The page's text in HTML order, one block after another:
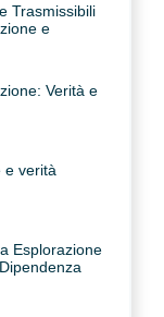
Trasmissibili
e
Verità e
e verità
Esplorazione